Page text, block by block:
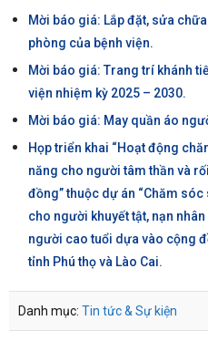
Mời báo giá: Lắp đặt, sửa
phòng của bệnh viện.
Mời báo giá: Trang trí khánh
viện nhiệm kỳ 2025 – 2030.
Mời báo giá: May quần áo
Họp triển khai “Hoạt động
năng cho người tâm thần và
đồng” thuộc dự án “Chăm
cho người khuyết tật, nạn
người cao tuổi dựa vào cộng
tỉnh Phú thọ và Lào Cai.
Danh mục: Tin tức & Sự kiện